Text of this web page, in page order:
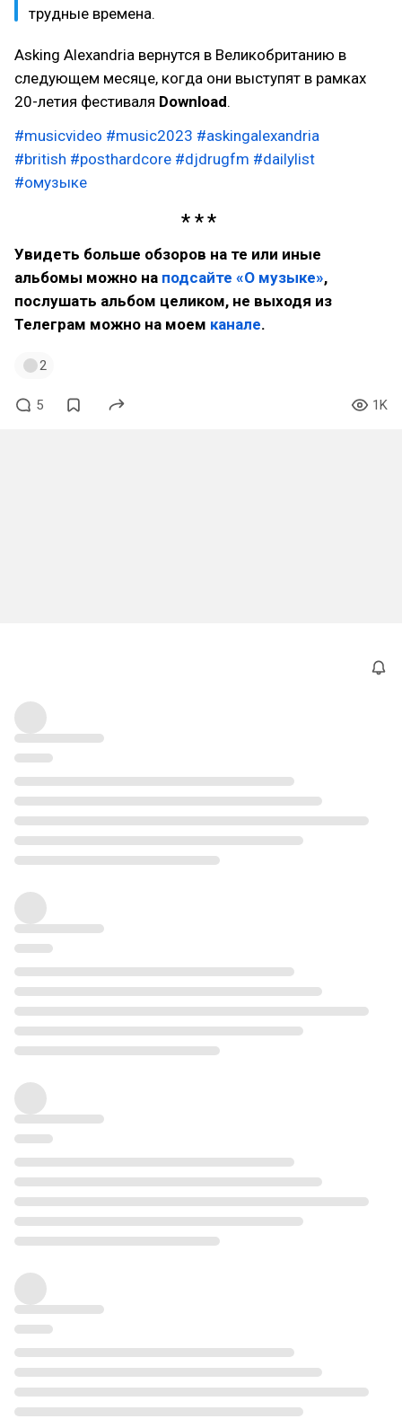
трудные времена.
Asking Alexandria вернутся в Великобританию в
следующем месяце, когда они выступят в рамках
20-летия фестиваля Download.
#musicvideo #music2023 #askingalexandria
#british #posthardcore #djdrugfm #dailylist
#омузыке
Увидеть больше обзоров на те или иные
альбомы можно на подсайте «О музыке»,
послушать альбом целиком, не выходя из
Телеграм можно на моем канале.
2
5 1K